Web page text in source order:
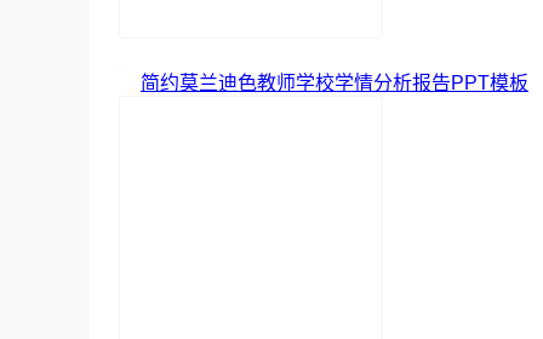
简约莫兰迪色教师学校学情分析报告PPT模板